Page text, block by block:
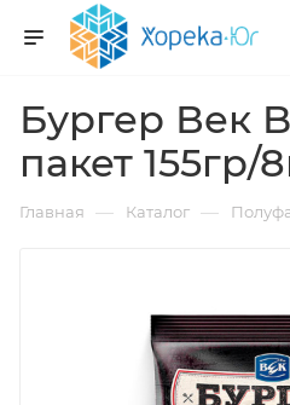
Бургер Век
пакет 155гр/
Главная — Каталог —